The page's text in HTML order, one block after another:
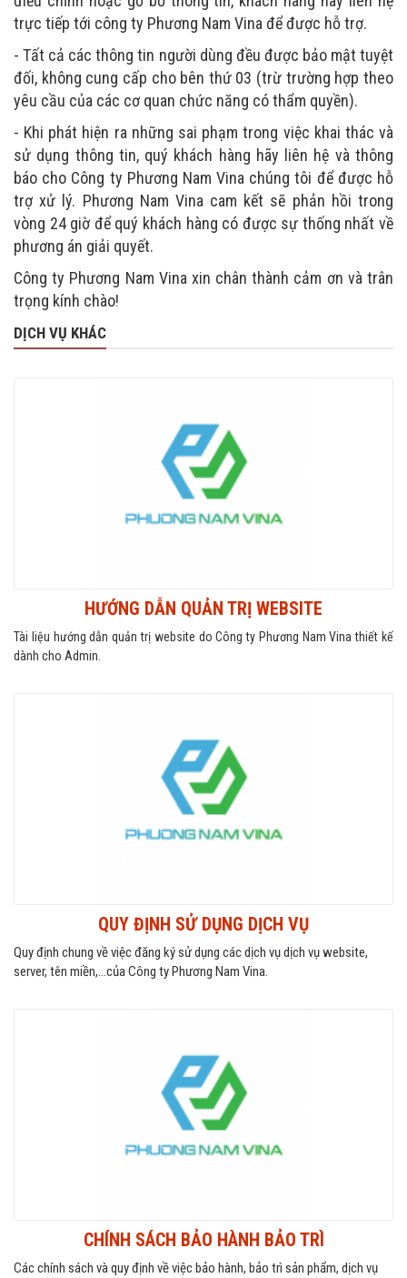
trực tiếp tới công ty Phương Nam Vina để được hỗ trợ.
- Tất cả các thông tin người dùng đều được bảo mật tuyệt
đối, không cung cấp cho bên thứ 03 (trừ trường hợp theo
yêu cầu của các cơ quan chức năng có thẩm quyền).
- Khi phát hiện ra những sai phạm trong việc khai thác và
sử dụng thông tin, quý khách hàng hãy liên hệ và thông
báo cho Công ty Phương Nam Vina chúng tôi để được hỗ
trợ xử lý. Phương Nam Vina cam kết sẽ phản hồi trong
vòng 24 giờ để quý khách hàng có được sự thống nhất về
phương án giải quyết.
Công ty Phương Nam Vina xin chân thành cảm ơn và trân
trọng kính chào!
DỊCH VỤ KHÁC
HƯỚNG DẪN QUẢN TRỊ WEBSITE
Tài liệu hướng dẫn quản trị website do Công ty Phương Nam Vina thiết kế
dành cho Admin.
QUY ĐỊNH SỬ DỤNG DỊCH VỤ
Quy định chung về việc đăng ký sử dụng các dịch vụ dịch vụ website,
server, tên miền,...của Công ty Phương Nam Vina.
CHÍNH SÁCH BẢO HÀNH BẢO TRÌ
Các chính sách và quy định về việc bảo hành, bảo trì sản phẩm, dịch vụ